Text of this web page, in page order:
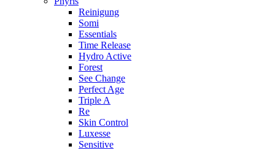
Reinigung
Somi
Essentials
Time Release
Hydro Active
Forest
See Change
Perfect Age
Triple A
Re
Skin Control
Luxesse
Sensitive